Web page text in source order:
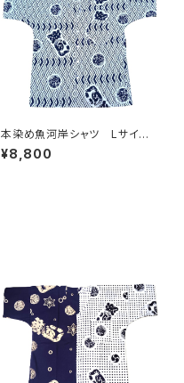
本染め魚河岸シャツ Lサイ
ズ 認定証付き 木綿晒 菱青
海波×伝統魚河岸柄 白×紺
¥8,800